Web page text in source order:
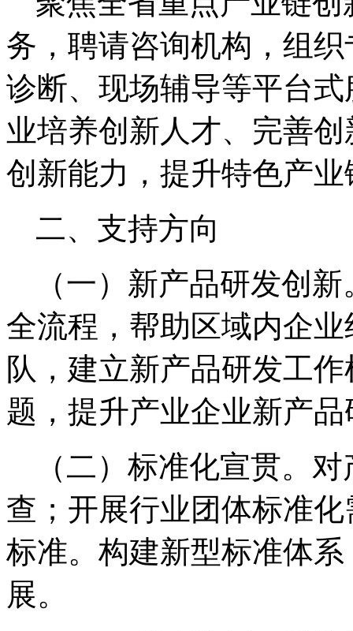
务，聘请咨询机构，组
诊断、现场辅导等平台
业培养创新人才、完善
创新能力，提升特色产
二、支持方向
（一）新产品研发创
全流程，帮助区域内企
队，建立新产品研发工
题，提升产业企业新产
（二）标准化宣贯。
查；开展行业团体标准
标准。构建新型标准体
展。